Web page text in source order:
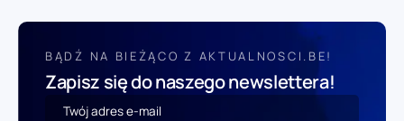
BĄDŹ NA BIEŻĄCO Z AKTUALNOSCI.BE!
Zapisz się do naszego newslettera!